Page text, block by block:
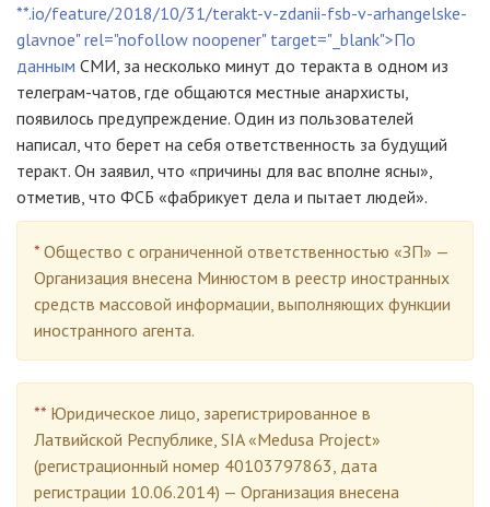
**.io/feature/2018/10/31/terakt-v-zdanii-fsb-v-arhangelske-
glavnoe" rel="nofollow noopener" target="_blank">По
данным СМИ, за несколько минут до теракта в одном из
телеграм-чатов, где общаются местные анархисты,
появилось предупреждение. Один из пользователей
написал, что берет на себя ответственность за будущий
теракт. Он заявил, что «причины для вас вполне ясны»,
отметив, что ФСБ «фабрикует дела и пытает людей».
* Общество с ограниченной ответственностью «ЗП» —
Организация внесена Минюстом в реестр иностранных
средств массовой информации, выполняющих функции
иностранного агента.
** Юридическое лицо, зарегистрированное в
Латвийской Республике, SIA «Medusa Project»
(регистрационный номер 40103797863, дата
регистрации 10.06.2014) — Организация внесена